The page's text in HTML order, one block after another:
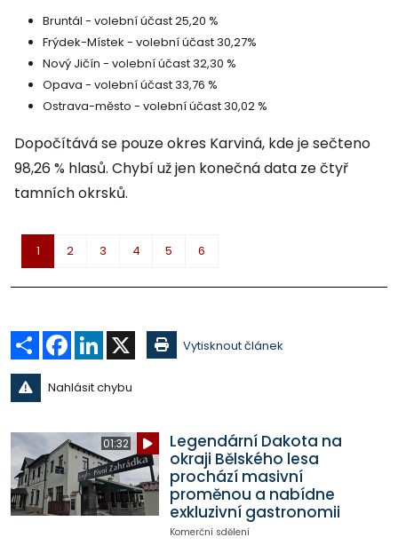
Bruntál - volební účast 25,20 %
Frýdek-Místek - volební účast 30,27%
Nový Jičín - volební účast 32,30 %
Opava - volební účast 33,76 %
Ostrava-město - volební účast 30,02 %
Dopočítává se pouze okres Karviná, kde je sečteno
98,26 % hlasů. Chybí už jen konečná data ze čtyř
tamních okrsků.
1 2 3 4 5 6
Sdílet Facebook
LinkedIn Vytisknout článek
Nahlásit chybu
01:32
Legendární Dakota na
okraji Bělského lesa
prochází masivní
proměnou a nabídne
exkluzivní gastronomii
Komerční sdělení